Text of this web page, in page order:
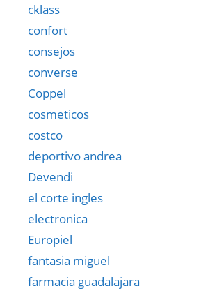
cklass
confort
consejos
converse
Coppel
cosmeticos
costco
deportivo andrea
Devendi
el corte ingles
electronica
Europiel
fantasia miguel
farmacia guadalajara